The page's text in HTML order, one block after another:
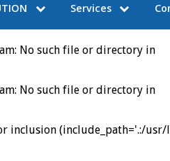
Services
No such file or directory in
No such file or directory in
inclusion (include_path='.:/